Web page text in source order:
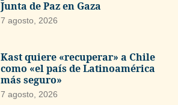
Junta de Paz en Gaza
7 agosto, 2026
Kast quiere «recuperar» a Chile
como «el país de Latinoamérica
más seguro»
7 agosto, 2026